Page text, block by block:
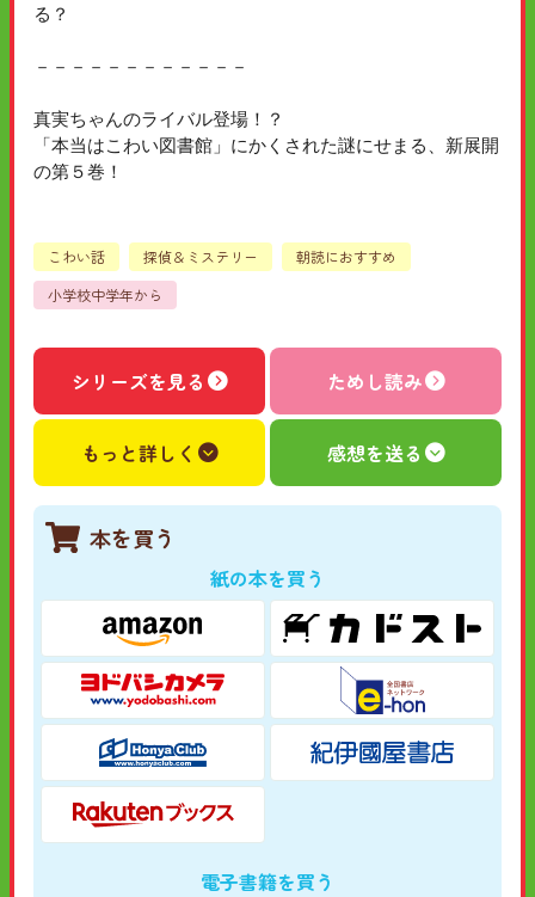
る？
－－－－－－－－－－－－
真実ちゃんのライバル登場！？
「本当はこわい図書館」にかくされた謎にせまる、新展開
の第５巻！
こわい話 探偵＆ミステリー
朝読におすすめ
小学校中学年から
シリーズを見る ためし読み
もっと詳しく 感想を送る
本を買う
紙の本を買う
電子書籍を買う